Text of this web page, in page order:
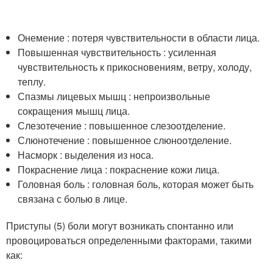
Онемение : потеря чувствительности в области лица.
Повышенная чувствительность : усиленная
чувствительность к прикосновениям, ветру, холоду,
теплу.
Спазмы лицевых мышц : непроизвольные
сокращения мышц лица.
Слезотечение : повышенное слезоотделение.
Слюнотечение : повышенное слюноотделение.
Насморк : выделения из носа.
Покраснение лица : покраснение кожи лица.
Головная боль : головная боль, которая может быть
связана с болью в лице.
Приступы (5) боли могут возникать спонтанно или
провоцироваться определенными факторами, такими
как: